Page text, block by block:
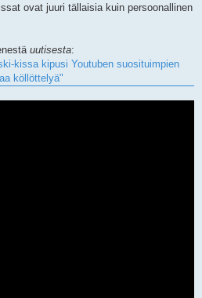
ovat juuri tällaisia kuin persoonallinen
uutisesta:
kissa kipusi Youtuben suosituimpien
köllöttelyä"